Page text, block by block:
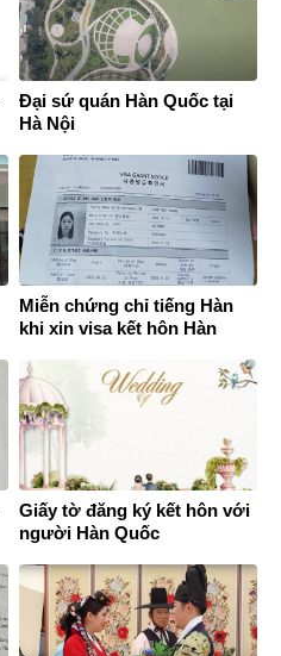
Đại sứ quán Hàn Quốc tại
Hà Nội
Miễn chứng chỉ tiếng Hàn
khi xin visa kết hôn Hàn
Giấy tờ đăng ký kết hôn với
người Hàn Quốc